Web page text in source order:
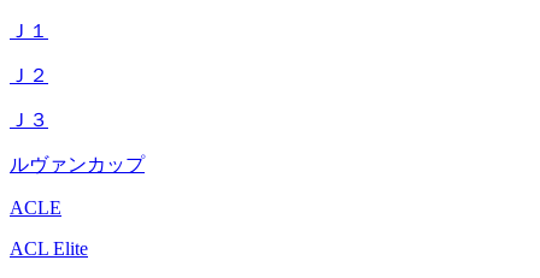
Ｊ１
Ｊ２
Ｊ３
ルヴァンカップ
ACLE
ACL Elite